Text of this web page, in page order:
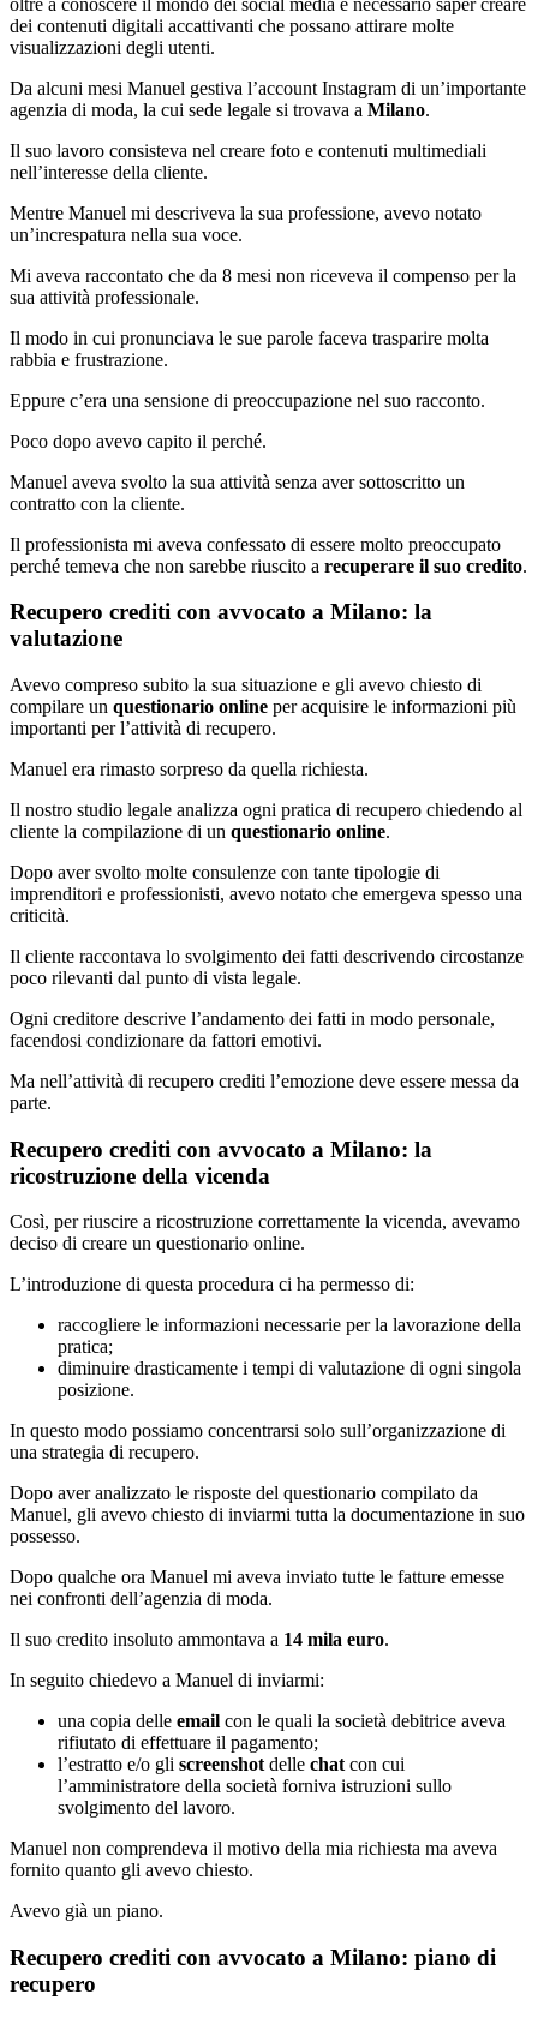
dei contenuti digitali accattivanti che possano attirare molte
visualizzazioni degli utenti.
Da alcuni mesi Manuel gestiva l’account Instagram di un’importante
agenzia di moda, la cui sede legale si trovava a Milano.
Il suo lavoro consisteva nel creare foto e contenuti multimediali
nell’interesse della cliente.
Mentre Manuel mi descriveva la sua professione, avevo notato
un’increspatura nella sua voce.
Mi aveva raccontato che da 8 mesi non riceveva il compenso per la
sua attività professionale.
Il modo in cui pronunciava le sue parole faceva trasparire molta
rabbia e frustrazione.
Eppure c’era una sensione di preoccupazione nel suo racconto.
Poco dopo avevo capito il perché.
Manuel aveva svolto la sua attività senza aver sottoscritto un
contratto con la cliente.
Il professionista mi aveva confessato di essere molto preoccupato
perché temeva che non sarebbe riuscito a recuperare il suo credito.
Recupero crediti con avvocato a Milano: la
valutazione
Avevo compreso subito la sua situazione e gli avevo chiesto di
compilare un questionario online per acquisire le informazioni più
importanti per l’attività di recupero.
Manuel era rimasto sorpreso da quella richiesta.
Il nostro studio legale analizza ogni pratica di recupero chiedendo al
cliente la compilazione di un questionario online.
Dopo aver svolto molte consulenze con tante tipologie di
imprenditori e professionisti, avevo notato che emergeva spesso una
criticità.
Il cliente raccontava lo svolgimento dei fatti descrivendo circostanze
poco rilevanti dal punto di vista legale.
Ogni creditore descrive l’andamento dei fatti in modo personale,
facendosi condizionare da fattori emotivi.
Ma nell’attività di recupero crediti l’emozione deve essere messa da
parte.
Recupero crediti con avvocato a Milano: la
ricostruzione della vicenda
Così, per riuscire a ricostruzione correttamente la vicenda, avevamo
deciso di creare un questionario online.
L’introduzione di questa procedura ci ha permesso di:
raccogliere le informazioni necessarie per la lavorazione della
pratica;
diminuire drasticamente i tempi di valutazione di ogni singola
posizione.
In questo modo possiamo concentrarsi solo sull’organizzazione di
una strategia di recupero.
Dopo aver analizzato le risposte del questionario compilato da
Manuel, gli avevo chiesto di inviarmi tutta la documentazione in suo
possesso.
Dopo qualche ora Manuel mi aveva inviato tutte le fatture emesse
nei confronti dell’agenzia di moda.
Il suo credito insoluto ammontava a 14 mila euro.
In seguito chiedevo a Manuel di inviarmi:
una copia delle email con le quali la società debitrice aveva
rifiutato di effettuare il pagamento;
l’estratto e/o gli screenshot delle chat con cui
l’amministratore della società forniva istruzioni sullo
svolgimento del lavoro.
Manuel non comprendeva il motivo della mia richiesta ma aveva
fornito quanto gli avevo chiesto.
Avevo già un piano.
Recupero crediti con avvocato a Milano: piano di
recupero